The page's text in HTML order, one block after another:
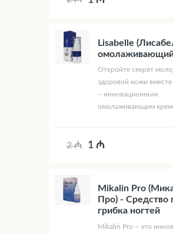
Lisabelle
Откройте секрет
здоровой кожи вместе
– инновационным
омолаживающим
2 ₼ 1 ₼
Mikalin Pro
Про) - Средство
грибка ногтей
Mikalin Pro – это